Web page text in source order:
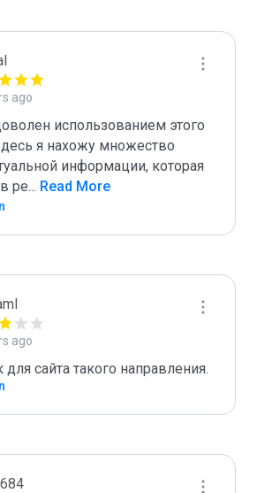
ago
использованием этого
я нахожу множество
информации, которая
ре... Read More
ago
для сайта такого направления.